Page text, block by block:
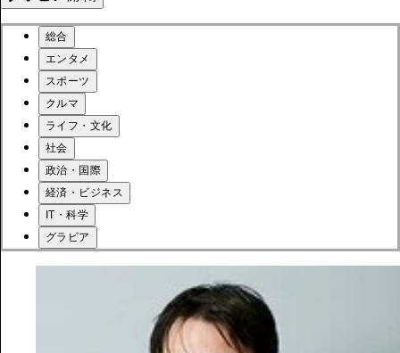
総合
エンタメ
スポーツ
クルマ
ライフ・文化
社会
政治・国際
経済・ビジネス
IT・科学
グラビア